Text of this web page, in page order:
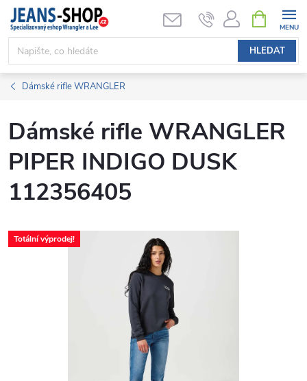
Přejít
obsah
HLEDAT
NÁKUPNÍ
KOŠÍK
Dámské rifle WRANGLER
Dámské rifle WRANGLER
PIPER INDIGO DUSK
112356405
Totální výprodej!